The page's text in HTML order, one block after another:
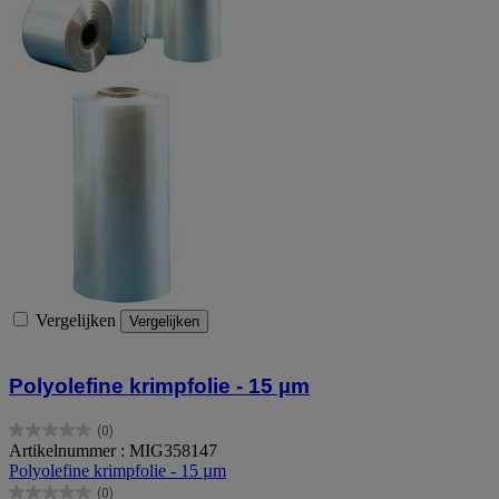
Vergelijken Vergelijken
Polyolefine krimpfolie - 15 µm
(0)
0.0
van
de
Artikelnummer : MIG358147
Polyolefine krimpfolie - 15 µm
(0)